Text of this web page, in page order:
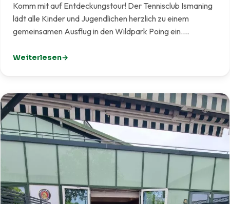
Komm mit auf Entdeckungstour! Der Tennisclub Ismaning
lädt alle Kinder und Jugendlichen herzlich zu einem
gemeinsamen Ausflug in den Wildpark Poing ein.…
Weiterlesen
: 🦌 TCI-Jugendausflug in den Wildpark Poing